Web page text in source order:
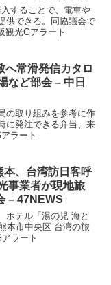
することで、電車や
供できる。同協議会で
観光Gアラート
へ常滑発信カタロ
など部会 – 中日
の取り組みを参考に作
に発注できる弁当、来
ラート
本、台湾訪日客呼
事業者が現地旅
– 47NEWS
ホテル「湯の児 海と
本市中央区 台湾の旅
ラート